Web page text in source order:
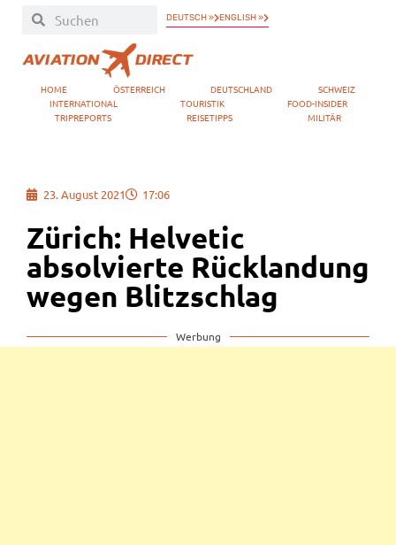
DEUTSCH » ENGLISH »
HOME ÖSTERREICH DEUTSCHLAND
SCHWEIZ
INTERNATIONAL
TOURISTIK
FOOD-INSIDER
TRIPREPORTS
REISETIPPS MILITÄR
23. August 2021 17:06
Zürich: Helvetic
absolvierte Rücklandung
wegen Blitzschlag
Werbung